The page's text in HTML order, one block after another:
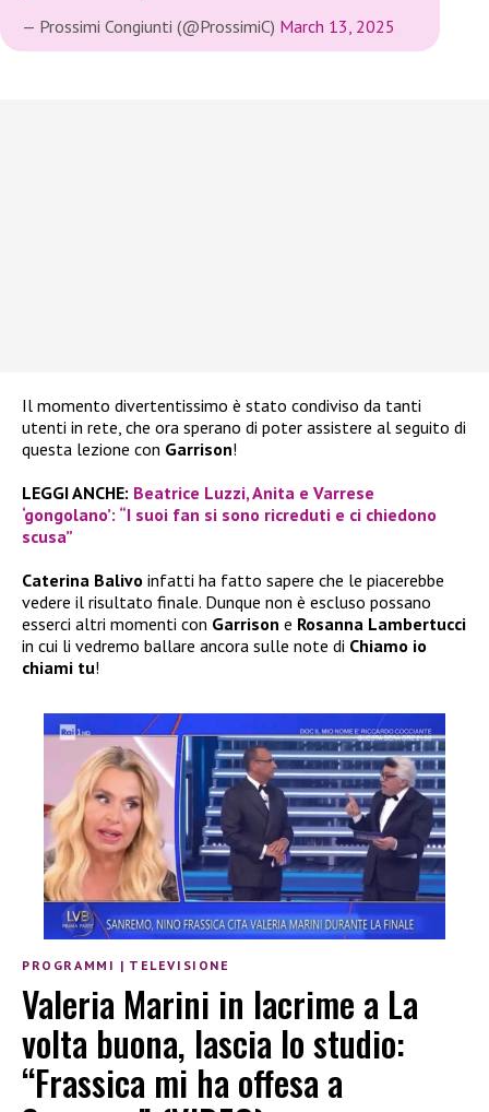
— Prossimi Congiunti (@ProssimiC) March 13, 2025
Il momento divertentissimo è stato condiviso da tanti
utenti in rete, che ora sperano di poter assistere al seguito di
questa lezione con Garrison!
LEGGI ANCHE: Beatrice Luzzi, Anita e Varrese
‘gongolano’: “I suoi fan si sono ricreduti e ci chiedono
scusa”
Caterina Balivo infatti ha fatto sapere che le piacerebbe
vedere il risultato finale. Dunque non è escluso possano
esserci altri momenti con Garrison e Rosanna Lambertucci
in cui li vedremo ballare ancora sulle note di Chiamo io
chiami tu!
PROGRAMMI | TELEVISIONE
Valeria Marini in lacrime a La
volta buona, lascia lo studio:
“Frassica mi ha offesa a